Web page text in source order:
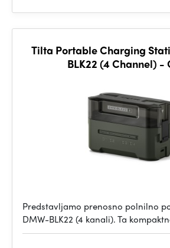
Tilta Portable Charging
BLK22 (4 Channel) -
Predstavljamo prenosno polnilno
DMW-BLK22 (4 kanali). Ta